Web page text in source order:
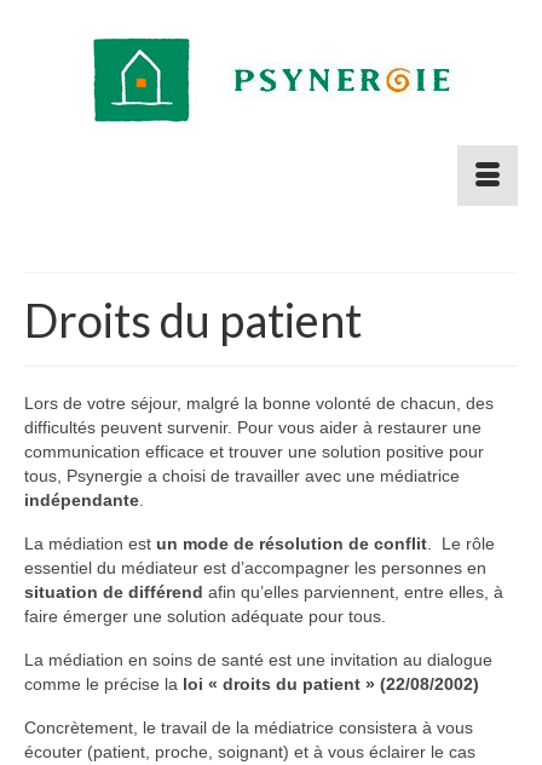
Droits du patient
Lors de votre séjour, malgré la bonne volonté de chacun, des
difficultés peuvent survenir. Pour vous aider à restaurer une
communication efficace et trouver une solution positive pour
tous, Psynergie a choisi de travailler avec une médiatrice
indépendante
La médiation est un mode de résolution de conflit . Le rôle
essentiel du médiateur est d’accompagner les personnes en
situation de différend afin qu’elles parviennent, entre elles, à
faire émerger une solution adéquate pour tous.
La médiation en soins de santé est une invitation au dialogue
comme le précise la loi « droits du patient » (22/08/2002)
Concrètement, le travail de la médiatrice consistera à vous
écouter (patient, proche, soignant) et à vous éclairer le cas